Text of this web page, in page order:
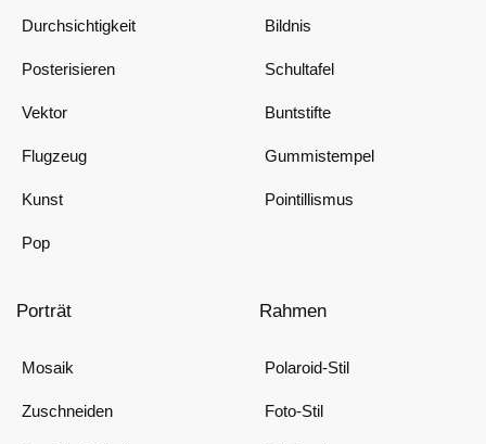
Durchsichtigkeit
Posterisieren
Vektor
Flugzeug
Kunst
Pop
Bildnis
Schultafel
Buntstifte
Gummistempel
Pointillismus
Porträt
Mosaik
Zuschneiden
Rahmen
Polaroid-Stil
Foto-Stil